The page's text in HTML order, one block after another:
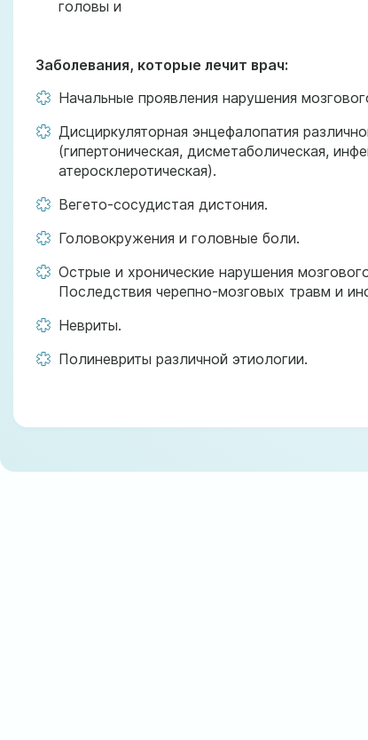
головы и
Заболевания, которые лечит врач:
Начальные проявления нарушения
Дисциркуляторная энцефалопатия
(гипертоническая, дисметаболическая,
атеросклеротическая).
Вегето-сосудистая дистония.
Головокружения и головные боли.
Острые и хронические нарушения
Последствия черепно-мозговых травм и
Невриты.
Полиневриты различной этиологии.